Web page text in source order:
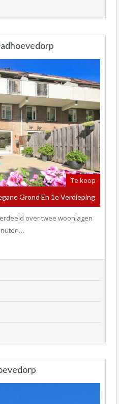
Te koop
Grond En 1e Verdieping
over twee woonlagen